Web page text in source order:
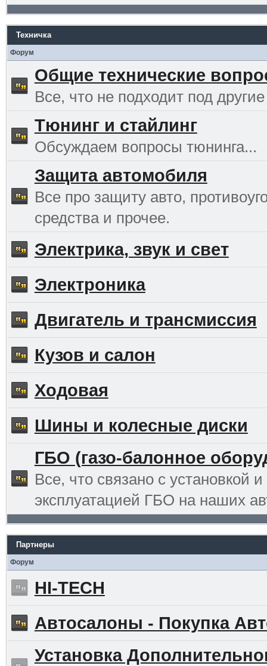
Техничка
Форум
Общие технические
Все, что не подходит под другие
Тюнинг и стайлинг
Обсуждаем вопросы тюнинга...
Защита автомобиля
Все про защиту авто,
средства и прочее.
Электрика, звук и свет
Электроника
Двигатель и трансмиссия
Кузов и салон
Ходовая
Шины и колесные диски
ГБО (газо-балонное
Все, что связано с установкой и
эксплуатацией ГБО на наших
Партнеры
Форум
HI-TECH
Автосалоны - Покупка
Установка